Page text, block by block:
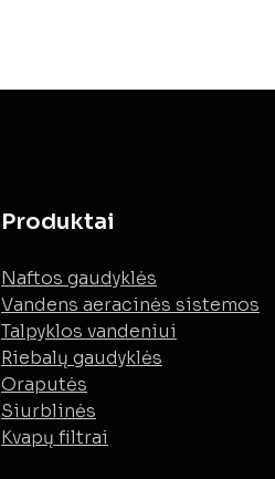
Produktai
Naftos gaudyklės
Vandens aeracinės sistemos
Talpyklos vandeniui
Riebalų gaudyklės
Oraputės
Siurblinės
Kvapų filtrai